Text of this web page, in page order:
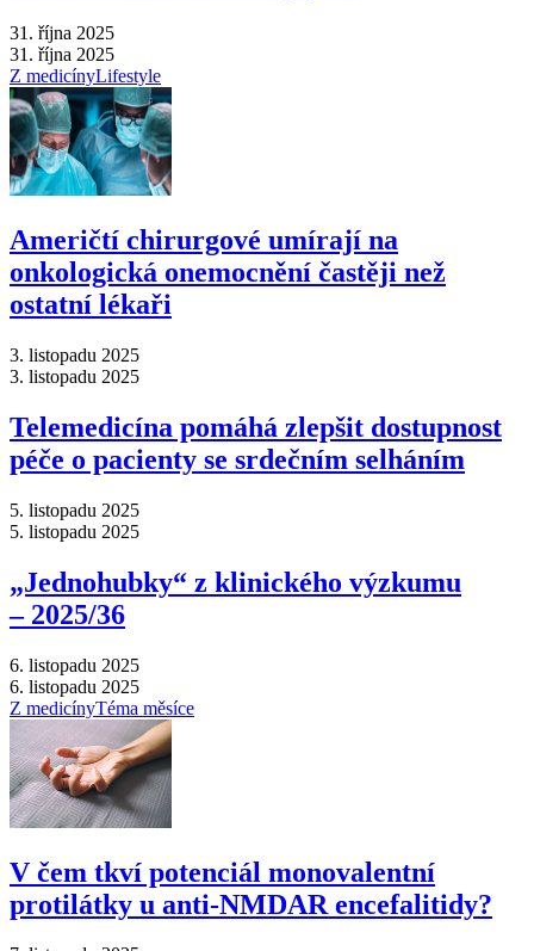
31. října 2025
31. října 2025
Z medicínyLifestyle
Američtí chirurgové umírají na
onkologická onemocnění častěji než
ostatní lékaři
3. listopadu 2025
3. listopadu 2025
Telemedicína pomáhá zlepšit dostupnost
péče o pacienty se srdečním selháním
5. listopadu 2025
5. listopadu 2025
„Jednohubky“ z klinického výzkumu
–⁠ 2025/36
6. listopadu 2025
6. listopadu 2025
Z medicínyTéma měsíce
V čem tkví potenciál monovalentní
protilátky u anti-NMDAR encefalitidy?